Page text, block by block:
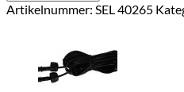
Artikelnummer: SEL 40265